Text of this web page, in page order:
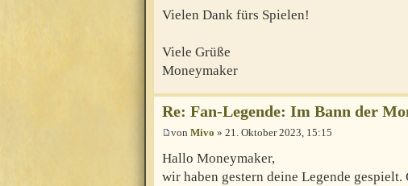
Vielen Dank fürs Spielen!
Viele Grüße
Moneymaker
Re: Fan-Legende: Im Bann der
von Mivo » 21. Oktober 2023, 15:15
Hallo Moneymaker,
wir haben gestern deine Legende